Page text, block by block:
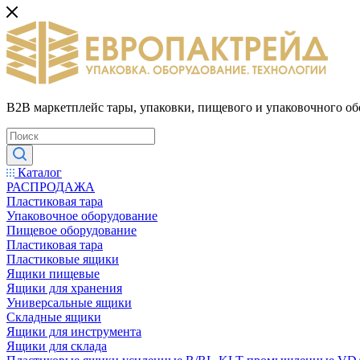
B2B маркетплейс тары, упаковки, пищевого и упаковочного
Каталог
РАСПРОДАЖА
Пластиковая тара
Упаковочное оборудование
Пищевое оборудование
Пластиковая тара
Пластиковые ящики
Ящики пищевые
Ящики для хранения
Универсальные ящики
Складные ящики
Ящики для инструмента
Ящики для склада